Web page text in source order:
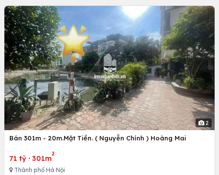
2
Bán 301m - 20m.Mặt Tiền. ( Nguyễn Chính ) Hoàng Mai
71 tỷ · 301m
2
Thành phố Hà Nội